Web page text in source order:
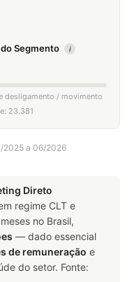
do Segmento i
desligamento / movimento
23.381
2025 a 06/2026
Direto
regime CLT e
no Brasil,
— dado essencial
de remuneração e
do setor. Fonte: